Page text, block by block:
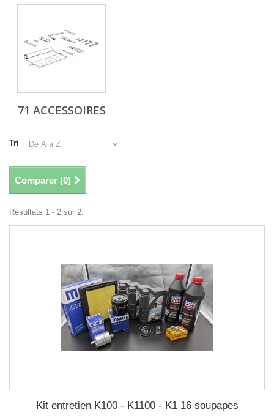
71 ACCESSOIRES
Tri
Comparer (0)
Résultats 1 - 2 sur 2.
Kit entretien K100 - K1100 - K1 16 soupapes